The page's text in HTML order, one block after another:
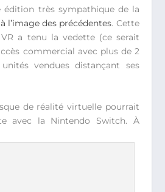
édition très sympathique de la
l’image des précédentes. Cette
a tenu la vedette (ce serait
commercial avec plus de 2
vendues distançant ses
de réalité virtuelle pourrait
avec la Nintendo Switch. À